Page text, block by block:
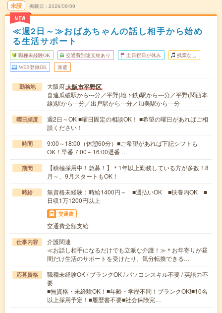
未読
NEW
掲載日 2026/08/09
≪週2日～≫おばあちゃんの話し相手から始め
る生活サポート
職種未経験OK 交通費別途支給あり 土日祝日が休み 残業なし
WEB登録OK 派遣
勤務地 大阪府大阪市平野区
喜連瓜破駅から---分／平野(地下鉄)駅から---分／平野(関西本
線)駅から---分／出戸駅から---分／加美駅から---分
曜日頻度
週2日～OK ■曜日固定の相談OK！ ■希望の曜日があればご相
談ください！
時間
9:00～18:00（休憩60分）■ご希望があれば下記シフトも
OK！早番 7:00～16:00遅番 …
期間
【積極採用中！急募！】＊1年以上勤務している方が多数！8
月～、9月スタートもOK！
時給
無資格未経験：時給1400円～ ■週払いOK ■扶養内OK ■
日収1万1200円以上
交通費
交通費全額支給
仕事内容
介護関連
≪お話し相手になるだけでも立派な介護！≫＊お年寄りが昼
間だけ生活のサポートを受けたり、気分転換できる…
応募資格
職種未経験OK / ブランクOK / パソコンスキル不要 / 英語力不
要
■無資格・未経験OK！■年齢・学歴不問！ブランクOK!■10名
以上採用予定！■履歴書不要■社会保険完…